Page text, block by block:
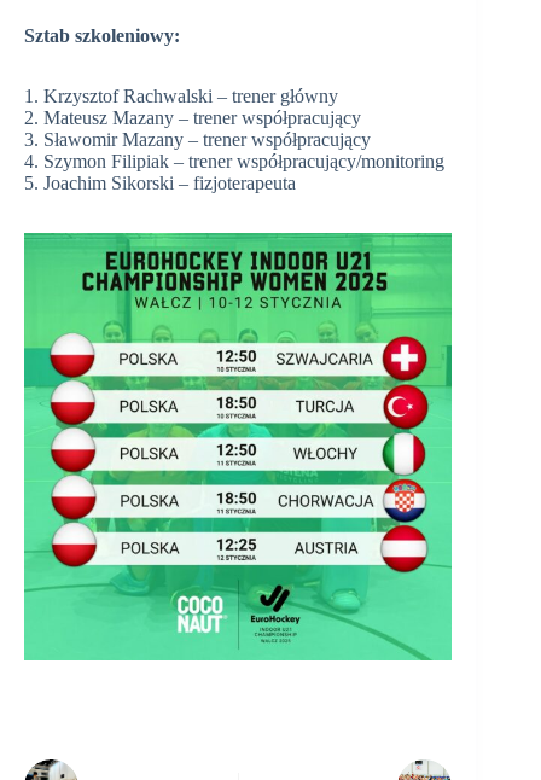
Sztab szkoleniowy:
1. Krzysztof Rachwalski – trener główny
2. Mateusz Mazany – trener współpracujący
3. Sławomir Mazany – trener współpracujący
4. Szymon Filipiak – trener współpracujący/monitoring
5. Joachim Sikorski – fizjoterapeuta